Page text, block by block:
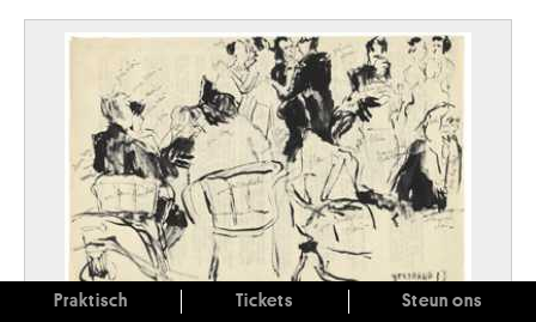
Praktisch Tickets Steun ons